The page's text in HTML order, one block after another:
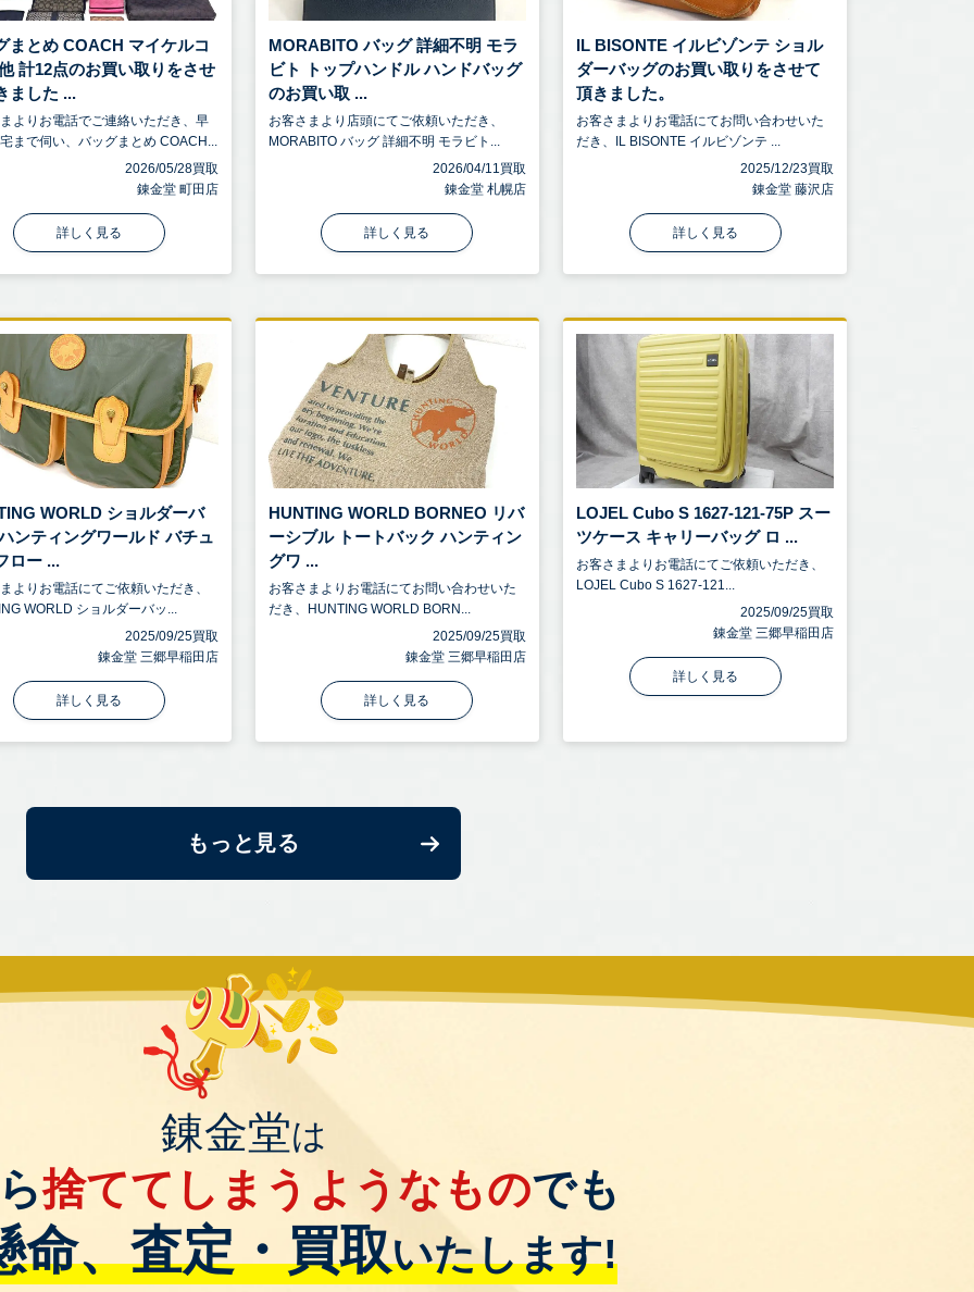
まとめ COACH マイケルコ
計12点のお買い取りをさせ
ました ...
よりお電話でご連絡いただき、早
まで伺い、バッグまとめ COACH...
2026/05/28買取
錬金堂 町田店
詳しく見る
MORABITO バッグ 詳細不明 モラ
ビト トップハンドル ハンドバッグ
のお買い取 ...
お客さまより店頭にてご依頼いただき、
MORABITO バッグ 詳細不明 モラビト...
2026/04/11買取
錬金堂 札幌店
詳しく見る
IL BISONTE イルビゾンテ ショル
ダーバッグのお買い取りをさせて
頂きました。
お客さまよりお電話にてお問い合わせいた
だき、IL BISONTE イルビゾンテ ...
2025/12/23買取
錬金堂 藤沢店
詳しく見る
WORLD ショルダーバ
ンティングワールド バチュ
ロー ...
よりお電話にてご依頼いただき、
WORLD ショルダーバッ...
2025/09/25買取
錬金堂 三郷早稲田店
詳しく見る
HUNTING WORLD BORNEO リバ
ーシブル トートバック ハンティン
グワ ...
お客さまよりお電話にてお問い合わせいた
だき、HUNTING WORLD BORN...
2025/09/25買取
錬金堂 三郷早稲田店
詳しく見る
LOJEL Cubo S 1627-121-75P スー
ツケース キャリーバッグ ロ ...
お客さまよりお電話にてご依頼いただき、
LOJEL Cubo S 1627-121...
2025/09/25買取
錬金堂 三郷早稲田店
詳しく見る
もっと見る
錬金堂は
捨ててしまうようなものでも
命、査定・買取いたします!